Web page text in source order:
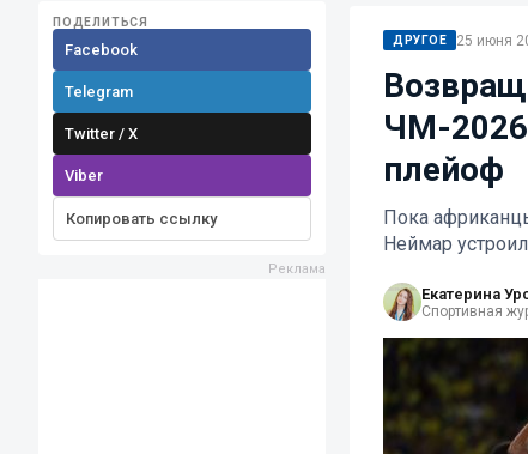
ПОДЕЛИТЬСЯ
Facebook
Telegram
Twitter / X
Viber
Копировать ссылку
ДРУГОЕ 25 июня
ЧМ-2026
плейоф
Пока
Неймар
Екатерина
Спортивная